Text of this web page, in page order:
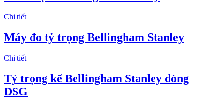
Chi tiết
Máy đo tỷ trọng Bellingham Stanley
Chi tiết
Tỷ trọng kế Bellingham Stanley dòng
DSG